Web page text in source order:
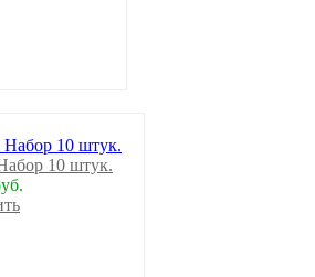
10 штук.